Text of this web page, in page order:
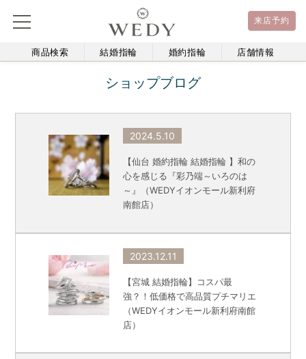
来店予約
商品検索 結婚指輪 婚約指輪 店舗情報
ショップブログ
2024.5.10
【仙台 婚約指輪 結婚指輪 】和の
心を感じる『彩乃端～いろのは
～』（WEDYイオンモール新利府
南館店）
2023.12.11
【宮城 結婚指輪】コスパ最
強？！低価格で高品質プチマリエ
（WEDYイオンモール新利府南館
店）